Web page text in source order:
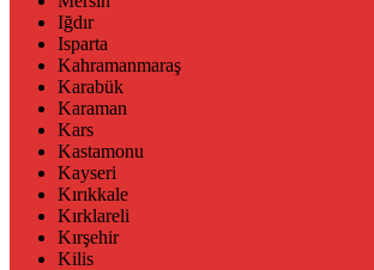
Iğdır
Isparta
Kahramanmaraş
Karabük
Karaman
Kars
Kastamonu
Kayseri
Kırıkkale
Kırklareli
Kırşehir
Kilis